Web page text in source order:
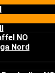
NO
Nord